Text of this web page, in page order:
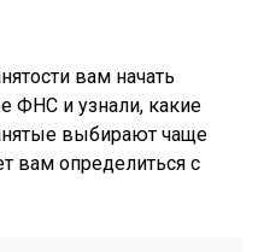
вам начать
ФНС и узнали, какие
выбирают чаще
вам определиться с